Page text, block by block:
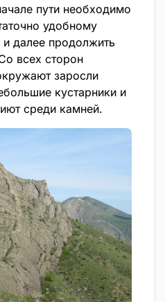
пути необходимо
удобному
далее продолжить
всех сторон
заросли
кустарники и
среди камней.